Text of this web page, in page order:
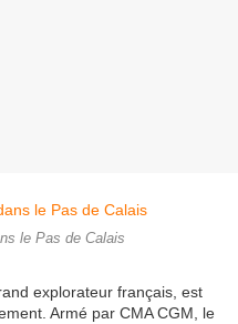
le Pas de Calais
explorateur français, est
Armé par CMA CGM, le